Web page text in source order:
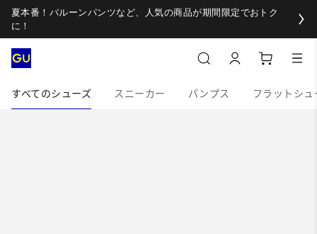
夏本番！バルーンパンツなど、人気の商品が期間限定でおトク
に！
すべてのシューズ スニーカー パンプス フラットシュ